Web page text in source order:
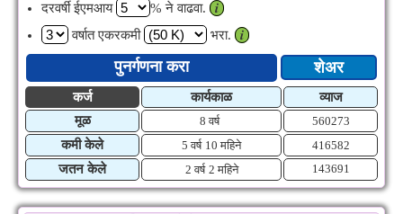
दरवर्षी ईएमआय
% ने वाढवा.
𝒊
वर्षात एकरकमी
भरा. 𝒊
पुनर्गणना करा शेअर
कर्ज कार्यकाळ
व्याज
मूळ
8 वर्ष 560273
कमी केले 5 वर्ष 10 महिने 416582
जतन केले 2 वर्ष 2 महिने 143691